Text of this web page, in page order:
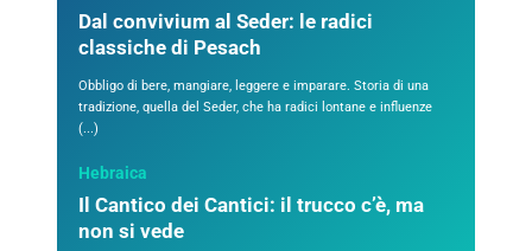
Dal convivium al Seder: le radici
classiche di Pesach
Obbligo di bere, mangiare, leggere e imparare. Storia di una
tradizione, quella del Seder, che ha radici lontane e influenze
(...)
Hebraica
Il Cantico dei Cantici: il trucco c’è, ma
non si vede